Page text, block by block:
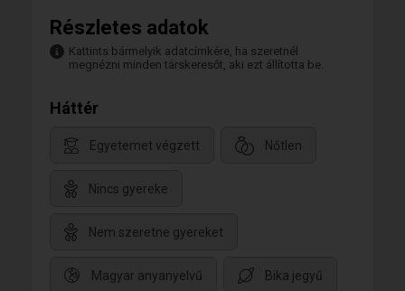
Részletes adatok
Kattints bármelyik adatcímkére, ha szeretnél
megnézni minden társkeresőt, aki ezt állította be.
Háttér
Egyetemet végzett Nőtlen
Nincs gyereke
Nem szeretne gyereket
Magyar anyanyelvű Bika jegyű